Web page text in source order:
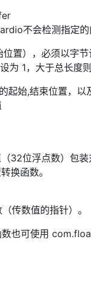
不会检测指定
置），必须以字
为 1，大于总长度
起始,结束位置，以
32位浮点数）包装
换函数。
传数值的指针）。
也可使用